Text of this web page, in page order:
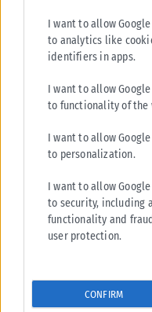
I want to allow
to analytics like
identifiers in apps.
I want to allow
to functionality of the
I want to allow
to personalization.
I want to allow
to security, including
functionality and
user protection.
CONFIRM